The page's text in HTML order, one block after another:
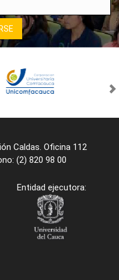
Caldas. Oficina 112
(2) 820 98 00
Entidad ejecutora: